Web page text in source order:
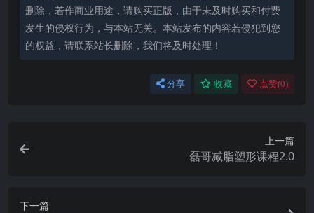
删除，若作商业用途，请购买正版，由于未及时购买和付费
发生的侵权行为，与本站无关。本站发布的内容若侵犯到您
的权益，请联系站长删除，我们将及时处理！
分享 收藏 点赞(0)
上一篇
磊哥减脂塑形课程2.0
下一篇